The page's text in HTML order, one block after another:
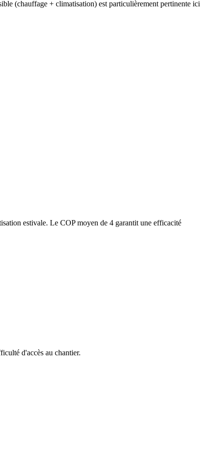
(chauffage + climatisation) est particulièrement pertinente ici
estivale. Le COP moyen de 4 garantit une efficacité
d'accès au chantier.